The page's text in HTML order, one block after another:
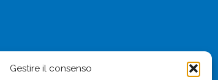
Gestire il consenso